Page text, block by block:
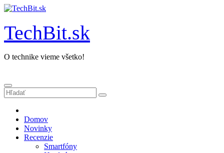
Prejsť
obsah
TechBit.sk
O technike vieme všetko!
Domov
Novinky
Recenzie
Smartfóny